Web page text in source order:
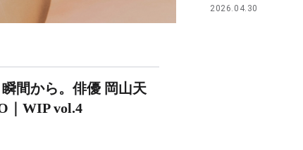
間から。俳優 岡山天
｜WIP vol.4
2026.04.30